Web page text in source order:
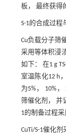
板， 最终获得
S-1的合成过程
Cu负载分子筛
采用等体积浸
如下： 在1 g
室温陈化12 h
为5%， 10%
筛催化剂， 并
1的制备过程
CuTi/S-1催化